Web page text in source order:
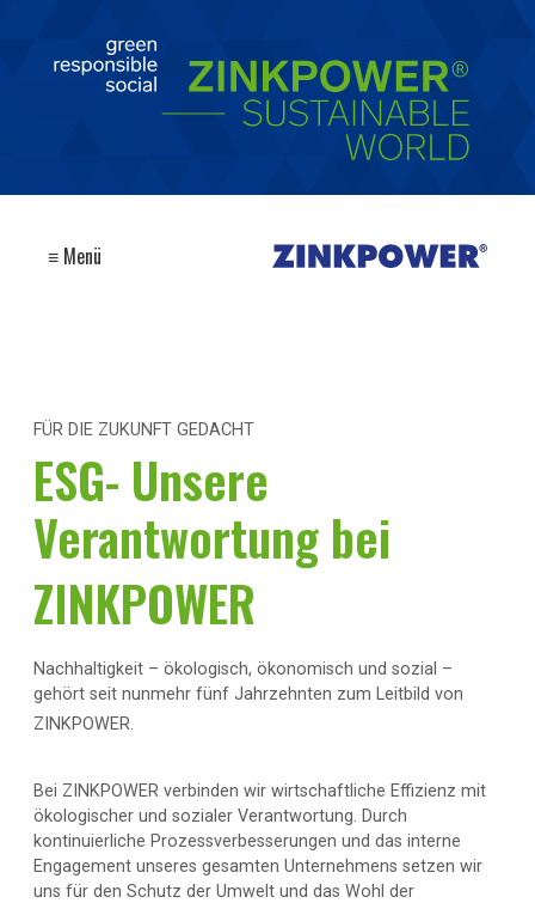
≡ Menü
FÜR DIE ZUKUNFT GEDACHT
ESG- Unsere
Verantwortung bei
ZINKPOWER
Nachhaltigkeit – ökologisch, ökonomisch und sozial –
gehört seit nunmehr fünf Jahrzehnten zum Leitbild von
ZINKPOWER.
Bei ZINKPOWER verbinden wir wirtschaftliche Effizienz mit
ökologischer und sozialer Verantwortung. Durch
kontinuierliche Prozessverbesserungen und das interne
Engagement unseres gesamten Unternehmens setzen wir
uns für den Schutz der Umwelt und das Wohl der